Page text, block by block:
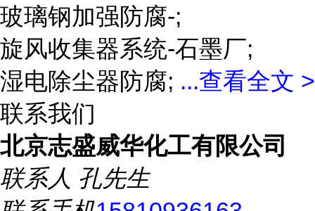
玻璃钢加强防腐-;
旋风收集器系统-石墨厂;
湿电除尘器防腐; ...查看全文 >
联系我们
北京志盛威华化工有限公司
联系人 孔先生